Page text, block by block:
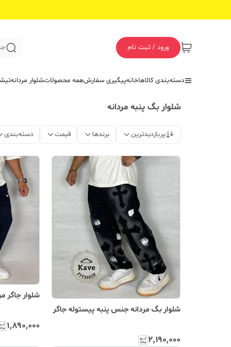
ورود / ثبت نام
دسته‌بندی کالاهاخانهپیگیری سفارشهمه محصولاتشلوار مردانه
شلوار بگ پنبه مردانه
پربازدیدترین برندها قیمت دسته‌بندی
شلوار بگ‌ مردانه جنس پنبه پیستوله جاگر
۲٬۱۹۰٬۰۰۰
شلوار جاگر‌
۱٬۸۹۰٬۰۰۰